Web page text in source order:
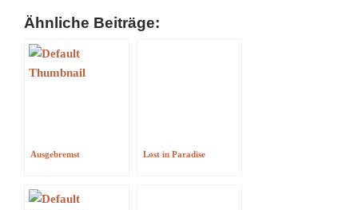
Ähnliche Beiträge:
Ausgebremst Lost in Paradise